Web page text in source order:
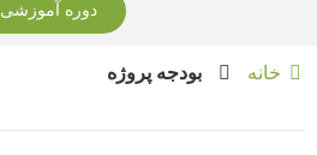
دوره آموزشی
خانه بودجه پروژه